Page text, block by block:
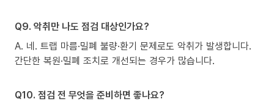
Q9. 악취만 나도 점검 대상인가요?
A. 네. 트랩 마름·밀폐 불량·환기 문제로도 악취가 발생합니다.
간단한 복원·밀폐 조치로 개선되는 경우가 많습니다.
Q10. 점검 전 무엇을 준비하면 좋나요?